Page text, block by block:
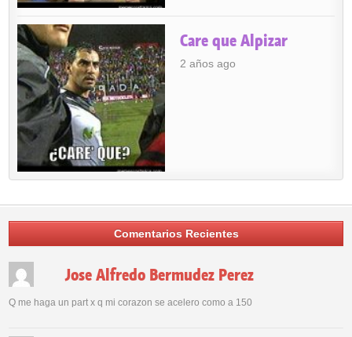
Care que Alpizar
2 años ago
Comentarios Recientes
Jose Alfredo Bermudez Perez
Q me haga un part x q mi corazon se acelero como a 150